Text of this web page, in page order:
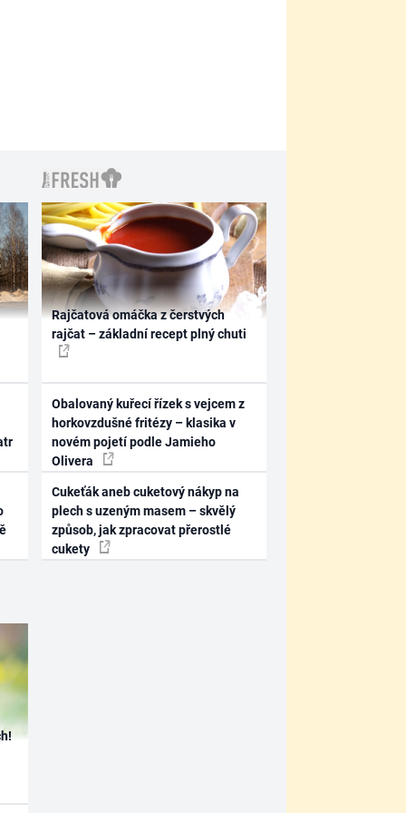
Rajčatová omáčka z čerstvých
rajčat – základní recept plný chuti
Obalovaný kuřecí řízek s vejcem z
horkovzdušné fritézy – klasika v
novém pojetí podle Jamieho
Olivera
Cukeťák aneb cuketový nákyp na
plech s uzeným masem – skvělý
způsob, jak zpracovat přerostlé
cukety